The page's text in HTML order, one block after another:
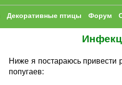
Декоративные птицы Форум
Ниже я постараюсь привести
попугаев: